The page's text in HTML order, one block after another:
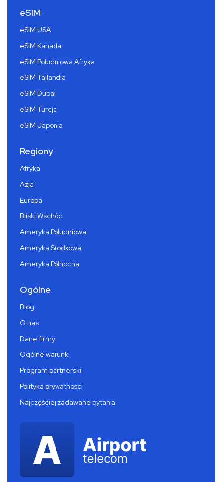
eSIM
eSIM USA
eSIM Kanada
eSIM Południowa Afryka
eSIM Tajlandia
eSIM Dubai
eSIM Turcja
eSIM Japonia
Regiony
Afryka
Azja
Europa
Bliski Wschód
Ameryka Południowa
Ameryka Środkowa
Ameryka Północna
Ogólne
Blog
O nas
Dane firmy
Ogólne warunki
Program partnerski
Polityka prywatności
Najczęściej zadawane pytania